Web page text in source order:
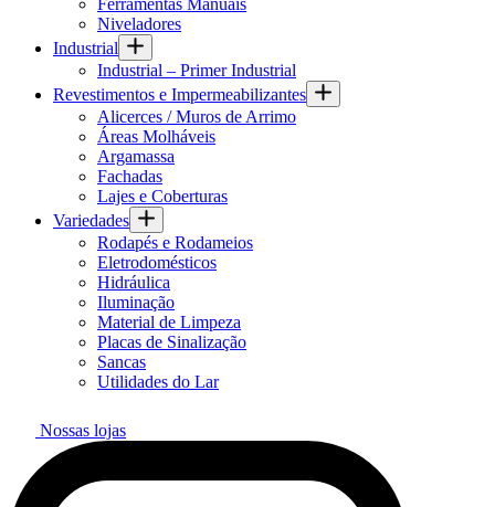
Ferramentas Manuais
Niveladores
Industrial
Industrial – Primer Industrial
Revestimentos e Impermeabilizantes
Alicerces / Muros de Arrimo
Áreas Molháveis
Argamassa
Fachadas
Lajes e Coberturas
Variedades
Rodapés e Rodameios
Eletrodomésticos
Hidráulica
Iluminação
Material de Limpeza
Placas de Sinalização
Sancas
Utilidades do Lar
Nossas lojas